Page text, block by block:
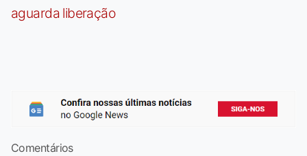
aguarda liberação
Comentários